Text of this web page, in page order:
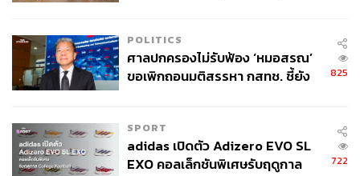
POLITICS
ศาลปกครองไม่รับฟ้อง ‘หมอสรณ’
ขอเพิกถอนมติสรรหา กสทช. ชี้ยัง
825
SPORT
adidas เปิดตัว Adizero EVO SL
EXO คอลเล็กชันพิเศษรับฤดูกาล
722